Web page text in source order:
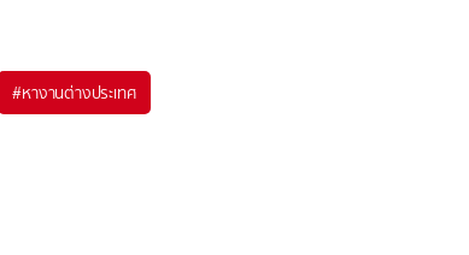
#หางานต่างประเทศ